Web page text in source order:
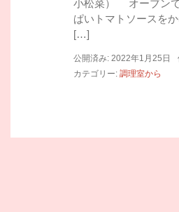
小松菜） オーブン
ぱいトマトソースを
[…]
公開済み: 2022年1月25日
カテゴリー: 調理室から